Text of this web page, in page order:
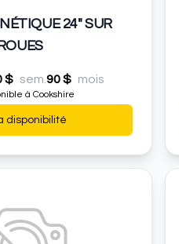
24" SUR
$ sem. 90 $ mois
à Cookshire
disponibilité